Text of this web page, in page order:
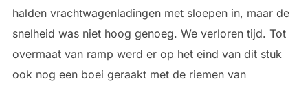
halden vrachtwagenladingen met sloepen in, maar de
snelheid was niet hoog genoeg. We verloren tijd. Tot
overmaat van ramp werd er op het eind van dit stuk
ook nog een boei geraakt met de riemen van